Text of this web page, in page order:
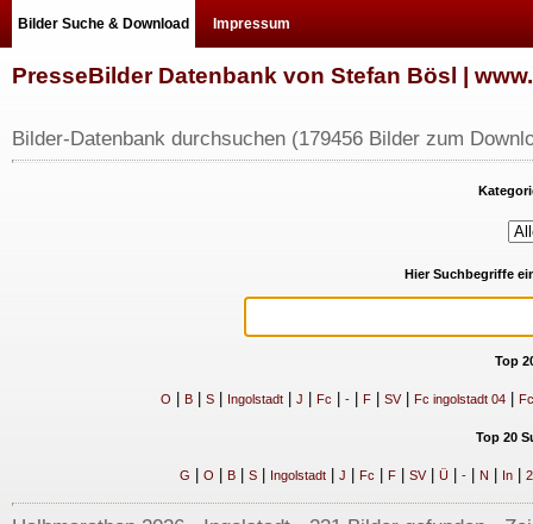
Bilder Suche & Download Impressum
PresseBilder Datenbank von Stefan Bösl |
Bilder-Datenbank durchsuchen (179456 Bilder zum
Hier Suchbegriffe
Top
O B| S| Ingolstadt| J Fc -| F| SV| Fc ingolstadt 04|
Top 20
G O B| S| Ingolstadt| J Fc F| SV| Ü| -| N In| 2